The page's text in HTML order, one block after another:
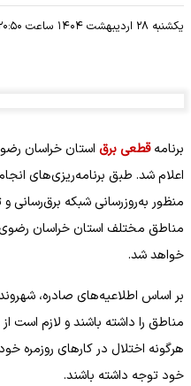
یکشنبه ۲۸ اردیبهشت ۱۴۰۴ ساعت
برنامهقطعی برق
اعلام شد. طبق برنامه‌ریزی‌های
منظور به‌روزرسانی شبکه برق‌رسانی
مناطق مختلف استان خراسان
خواهد شد.
بر اساس اطلاعیه‌های صادره،
مناطق را داشته باشند و لازم است از
هرگونه اختلال در کارهای روزمره
خود توجه داشته باشند.